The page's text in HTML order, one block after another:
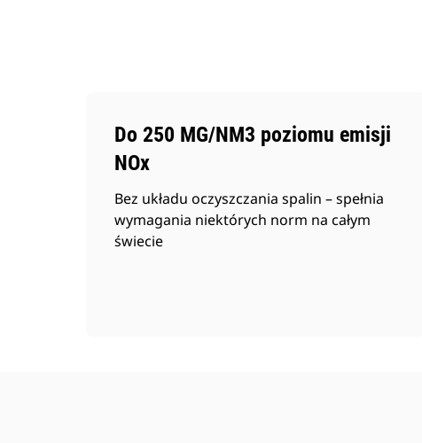
Do 250 MG/NM3 poziomu emisji
NOx
Bez układu oczyszczania spalin – spełnia
wymagania niektórych norm na całym
świecie